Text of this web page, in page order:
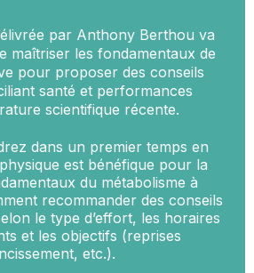
par Anthony Berthou va
maîtriser les fondamentaux de
pour proposer des conseils
santé et performances
scientifique récente.
dans un premier temps en
est bénéfique pour la
du métabolisme à
recommander des conseils
le type d’effort, les horaires
et les objectifs (reprises
etc.).